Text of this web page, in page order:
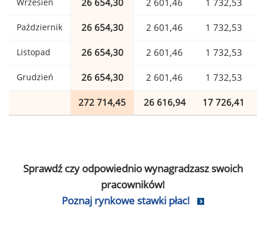
26 654,30 2 601,46 1 732,53
Październik 26 654,30 2 601,46 1 732,53
Listopad 26 654,30 2 601,46 1 732,53
Grudzień 26 654,30 2 601,46 1 732,53
272 714,45 26 616,94 17 726,41
Sprawdź czy odpowiednio wynagradzasz swoich
pracowników!
Poznaj rynkowe stawki płac!